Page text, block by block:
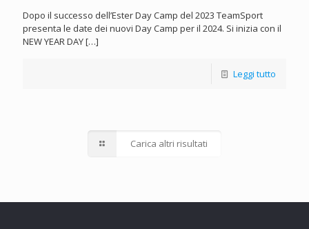
Dopo il successo dell’Ester Day Camp del 2023 TeamSport
presenta le date dei nuovi Day Camp per il 2024. Si inizia con il
NEW YEAR DAY[…]
Leggi tutto
Carica altri risultati